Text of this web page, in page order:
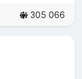
305 066